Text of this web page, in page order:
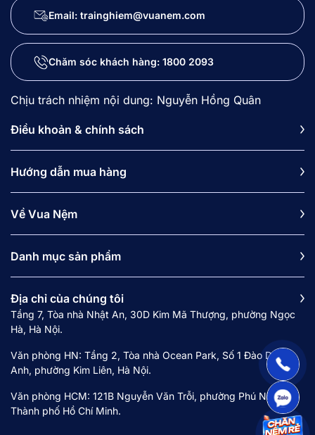
Email: trainghiem@vuanem.com
Chăm sóc khách hàng: 1800 2093
Chịu trách nhiệm nội dung: Nguyễn Hồng Quân
Điều khoản & chính sách
Hướng dẫn mua hàng
Về Vua Nệm
Danh mục sản phẩm
Địa chỉ của chúng tôi
Tầng 7, Tòa nhà Nhật An, 30D Kim Mã Thượng, phường Ngọc
Hà, Hà Nội.
Văn phòng HN: Tầng 2, Tòa nhà Ocean Park, Số 1 Đào Duy
Anh, phường Kim Liên, Hà Nội.
Văn phòng HCM: 121B Nguyễn Văn Trỗi, phường Phú Nhuận,
Thành phố Hồ Chí Minh.